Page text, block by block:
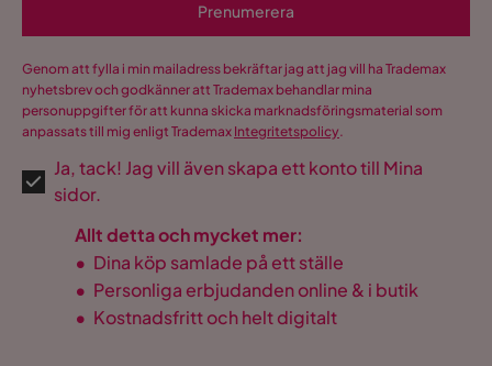
Prenumerera
Genom att fylla i min mailadress bekräftar jag att jag vill ha Trademax
nyhetsbrev och godkänner att Trademax behandlar mina
personuppgifter för att kunna skicka marknadsföringsmaterial som
anpassats till mig enligt Trademax Integritetspolicy.
Ja, tack! Jag vill även skapa ett konto till Mina
sidor.
Allt detta och mycket mer:
• Dina köp samlade på ett ställe
• Personliga erbjudanden online & i butik
• Kostnadsfritt och helt digitalt